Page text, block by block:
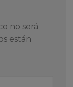
no será
están